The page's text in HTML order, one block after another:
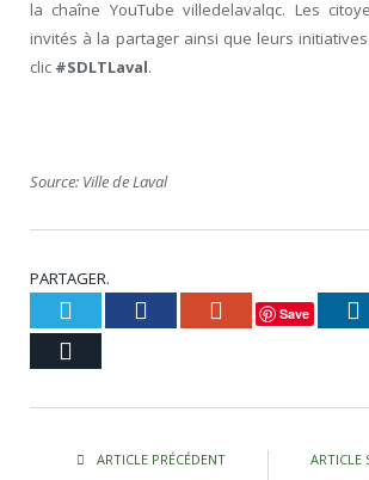
la chaîne YouTube villedelavalqc. Les
invités à la partager ainsi que leurs
clic #SDLTLaval.
Source: Ville de Laval
PARTAGER.
Twitter Facebook Google+
Save
ARTICLE PRÉCÉDENT ARTICLE